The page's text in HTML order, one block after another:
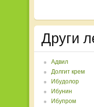
Други
Адвил
Долгит крем
Ибудолор
Ибунин
Ибупром